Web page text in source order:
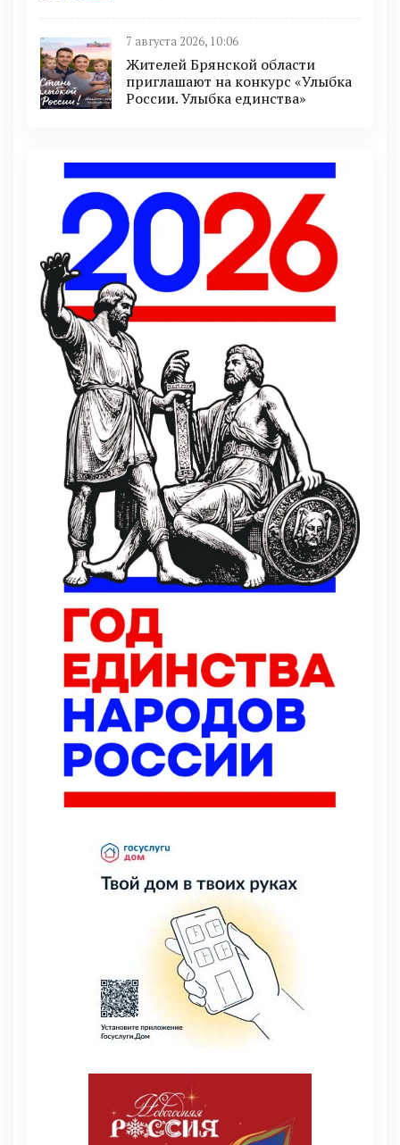
7 августа 2026, 10:06
Жителей Брянской области
приглашают на конкурс «Улыбка
России. Улыбка единства»